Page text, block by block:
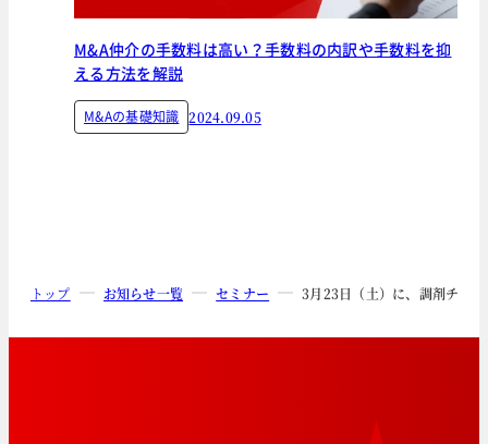
M&A仲介の手数料は高い？手数料の内訳や手数料を抑
える方法を解説
M&Aの基礎知識 2024.09.05
トップ お知らせ一覧 セミナー 3月23日（土）に、調剤チー